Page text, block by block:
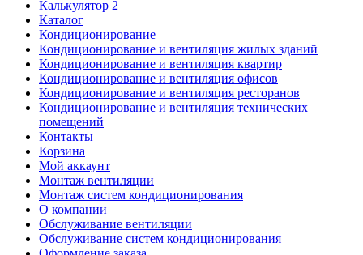
Калькулятор 2
Каталог
Кондиционирование
Кондиционирование и вентиляция жилых зданий
Кондиционирование и вентиляция квартир
Кондиционирование и вентиляция офисов
Кондиционирование и вентиляция ресторанов
Кондиционирование и вентиляция технических
помещений
Контакты
Корзина
Мой аккаунт
Монтаж вентиляции
Монтаж систем кондиционирования
О компании
Обслуживание вентиляции
Обслуживание систем кондиционирования